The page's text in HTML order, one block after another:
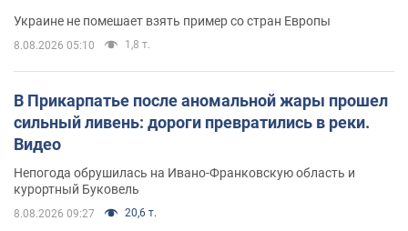
Украине не помешает взять пример со стран Европы
8.08.2026 05:10 1,8 т.
В Прикарпатье после аномальной жары прошел
сильный ливень: дороги превратились в реки.
Видео
Непогода обрушилась на Ивано-Франковскую область и
курортный Буковель
8.08.2026 09:27 20,6 т.